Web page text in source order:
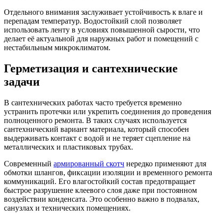
Отдельного внимания заслуживает устойчивость к влаге и
перепадам температур. Водостойкий слой позволяет
использовать ленту в условиях повышенной сырости, что
делает её актуальной для наружных работ и помещений с
нестабильным микроклиматом.
Герметизация и сантехнические
задачи
В сантехнических работах часто требуется временно
устранить протечки или укрепить соединения до проведения
полноценного ремонта. В таких случаях используется
сантехнический вариант материала, который способен
выдерживать контакт с водой и не теряет сцепление на
металлических и пластиковых трубах.
Современный армированный скотч нередко применяют для
обмотки шлангов, фиксации изоляции и временного ремонта
коммуникаций. Его влагостойкий состав предотвращает
быстрое разрушение клеевого слоя даже при постоянном
воздействии конденсата. Это особенно важно в подвалах,
санузлах и технических помещениях.